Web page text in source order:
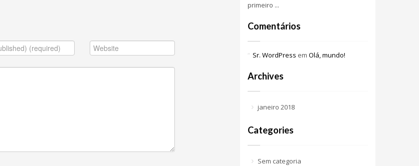
primeiro ...
Comentários
Sr. WordPress em Olá, mundo!
Archives
janeiro 2018
Categories
Sem categoria